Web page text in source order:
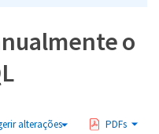
o
alterações PDFs